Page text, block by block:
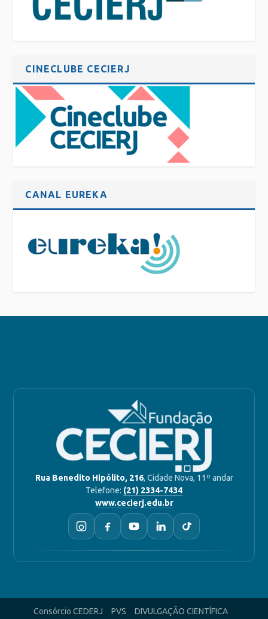
CINECLUBE CECIERJ
CANAL EUREKA
Rua Benedito Hipólito, 216, Cidade Nova, 11º andar
Telefone: (21) 2334-7434
www.cecierj.edu.br
Consórcio CEDERJ PVS
DIVULGAÇÃO CIENTÍFICA